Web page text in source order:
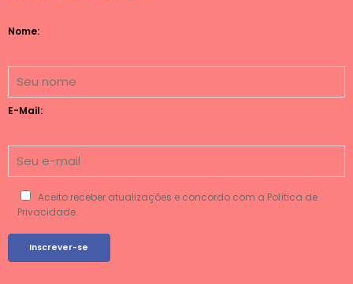
Nome:
E-Mail:
Aceito receber atualizações e concordo com a Política de
Privacidade.